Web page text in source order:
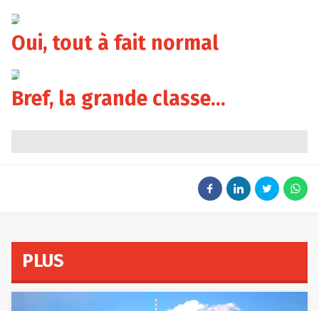
kingofsparklers.com
Oui, tout à fait normal
kingofsparklers.com
Bref, la grande classe…
PLUS